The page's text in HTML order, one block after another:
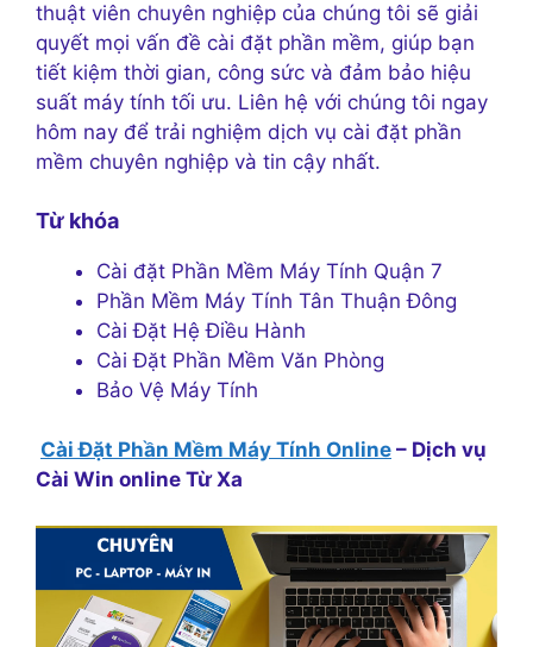
thuật viên chuyên nghiệp của chúng tôi sẽ giải
quyết mọi vấn đề cài đặt phần mềm, giúp bạn
tiết kiệm thời gian, công sức và đảm bảo hiệu
suất máy tính tối ưu. Liên hệ với chúng tôi ngay
hôm nay để trải nghiệm dịch vụ cài đặt phần
mềm chuyên nghiệp và tin cậy nhất.
Từ khóa
Cài đặt Phần Mềm Máy Tính Quận 7
Phần Mềm Máy Tính Tân Thuận Đông
Cài Đặt Hệ Điều Hành
Cài Đặt Phần Mềm Văn Phòng
Bảo Vệ Máy Tính
Cài Đặt Phần Mềm Máy Tính Online – Dịch vụ
Cài Win online Từ Xa